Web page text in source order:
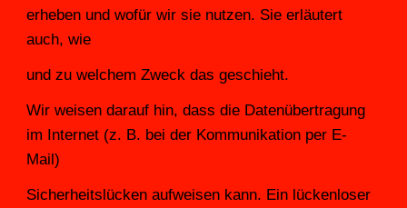
erheben und wofür wir sie nutzen. Sie erläutert
auch, wie
und zu welchem Zweck das geschieht.
Wir weisen darauf hin, dass die Datenübertragung
im Internet (z. B. bei der Kommunikation per E-
Mail)
Sicherheitslücken aufweisen kann. Ein lückenloser